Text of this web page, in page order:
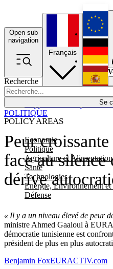
Open sub
navigation
Recherche
Se
POLICY AREAS
Economie
Politique
Agriculture et Alimentation
Santé
Technologies
Energie, Environnement et
Défense
Français
Peur
face au
dérive
« Il y a un niveau élevé de peur
ministre Ahmed Gaaloul à
démocratie tunisienne est
président de plus en plus
POLITIQUE
Benjamin FoxEURACTIV.com